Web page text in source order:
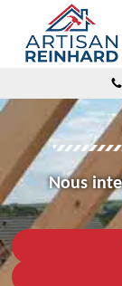
Nous